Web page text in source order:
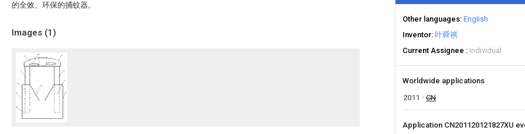
的全效、环保的捕蚊器。
Images (1)
Other languages English
Inventor 叶舜祺
Current Assignee
Individual
Worldwide applications
2011
CN
Application CN201120121827XU